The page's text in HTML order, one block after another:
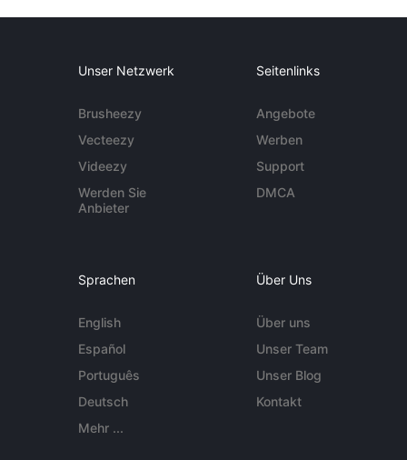
Unser Netzwerk
Brusheezy
Vecteezy
Videezy
Werden Sie
Anbieter
Seitenlinks
Angebote
Werben
Support
DMCA
Sprachen
English
Español
Português
Deutsch
Mehr ...
Über Uns
Über uns
Unser Team
Unser Blog
Kontakt